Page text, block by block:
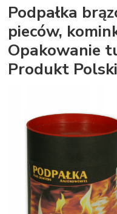
Podpałka
pieców,
Opakowanie
Produkt